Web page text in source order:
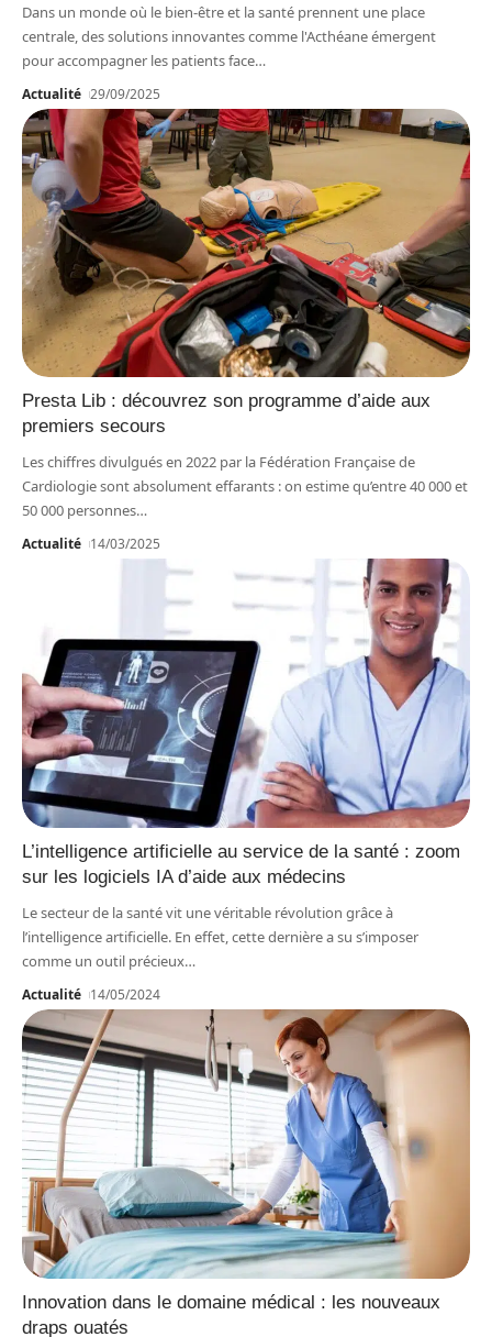
Dans un monde où le bien-être et la santé prennent une place
centrale, des solutions innovantes comme l'Acthéane émergent
pour accompagner les patients face…
Actualité 29/09/2025
Presta Lib : découvrez son programme d’aide aux
premiers secours
Les chiffres divulgués en 2022 par la Fédération Française de
Cardiologie sont absolument effarants : on estime qu’entre 40 000 et
50 000 personnes…
Actualité 14/03/2025
L’intelligence artificielle au service de la santé : zoom
sur les logiciels IA d’aide aux médecins
Le secteur de la santé vit une véritable révolution grâce à
l’intelligence artificielle. En effet, cette dernière a su s’imposer
comme un outil précieux…
Actualité 14/05/2024
Innovation dans le domaine médical : les nouveaux
draps ouatés